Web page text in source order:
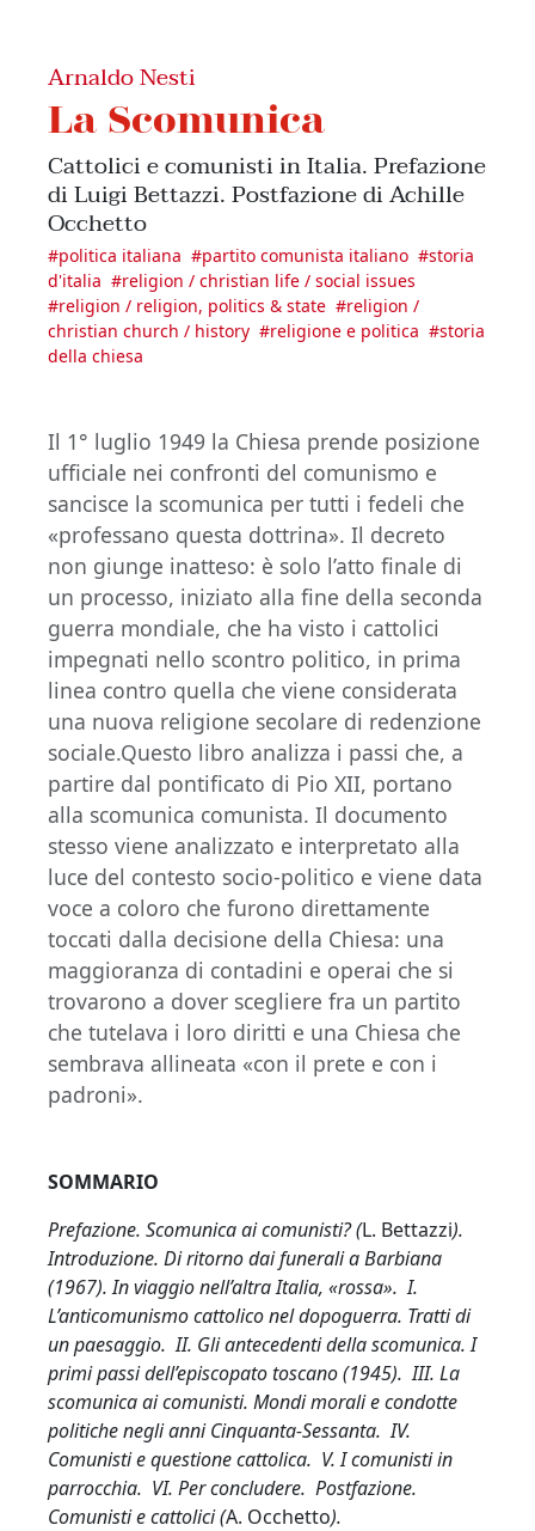
Arnaldo Nesti
La Scomunica
Cattolici e comunisti in Italia. Prefazione
di Luigi Bettazzi. Postfazione di Achille
Occhetto
#politica italiana #partito comunista italiano #storia
d'italia #religion / christian life / social issues
#religion / religion, politics & state #religion /
christian church / history #religione e politica #storia
della chiesa
Il 1° luglio 1949 la Chiesa prende posizione
ufficiale nei confronti del comunismo e
sancisce la scomunica per tutti i fedeli che
«professano questa dottrina». Il decreto
non giunge inatteso: è solo l’atto finale di
un processo, iniziato alla fine della seconda
guerra mondiale, che ha visto i cattolici
impegnati nello scontro politico, in prima
linea contro quella che viene considerata
una nuova religione secolare di redenzione
sociale.Questo libro analizza i passi che, a
partire dal pontificato di Pio XII, portano
alla scomunica comunista. Il documento
stesso viene analizzato e interpretato alla
luce del contesto socio-politico e viene data
voce a coloro che furono direttamente
toccati dalla decisione della Chiesa: una
maggioranza di contadini e operai che si
trovarono a dover scegliere fra un partito
che tutelava i loro diritti e una Chiesa che
sembrava allineata «con il prete e con i
padroni».
SOMMARIO
Prefazione. Scomunica ai comunisti? (L. Bettazzi).
Introduzione. Di ritorno dai funerali a Barbiana
(1967). In viaggio nell’altra Italia, «rossa». I.
L’anticomunismo cattolico nel dopoguerra. Tratti di
un paesaggio. II. Gli antecedenti della scomunica. I
primi passi dell’episcopato toscano (1945). III. La
scomunica ai comunisti. Mondi morali e condotte
politiche negli anni Cinquanta-Sessanta. IV.
Comunisti e questione cattolica. V. I comunisti in
parrocchia. VI. Per concludere. Postfazione.
Comunisti e cattolici (A. Occhetto).